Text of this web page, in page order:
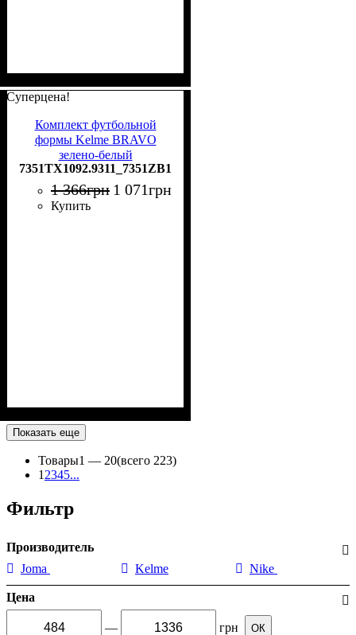
Суперцена!
Комплект футбольной
формы Kelme BRAVO
зелено-белый
7351TX1092.9311_7351ZB1255.9311
7351TX1092.9311_7351ZB1255.9311
1 366грн 1 071грн
Купить
Показать еще
Товары1 — 20(всего 223)
1 2345...
Фильтр
Производитель
Joma
Kelme Nike
Цена
— грн ОК